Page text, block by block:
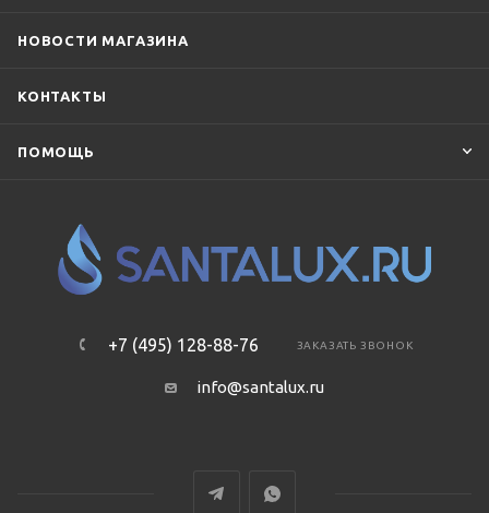
НОВОСТИ МАГАЗИНА
КОНТАКТЫ
ПОМОЩЬ
+7 (495) 128-88-76 ЗАКАЗАТЬ ЗВОНОК
info@santalux.ru